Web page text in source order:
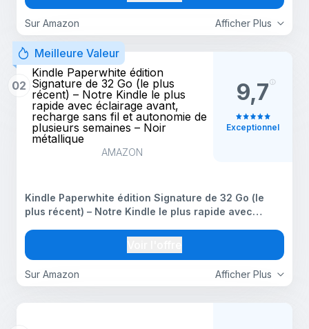
Afficher Plus
Sur Amazon
Meilleure Valeur
02
Kindle Paperwhite édition
Signature de 32 Go (le plus
récent) – Notre Kindle le plus
rapide avec éclairage avant,
recharge sans fil et autonomie de
plusieurs semaines – Noir
métallique
AMAZON
Afficher Plus
Sur Amazon
Kindle Paperwhite édition Signature de 32 Go (le
plus récent) – Notre Kindle le plus rapide avec
plusieurs semaines – Noir métallique
9,7
Exceptionnel